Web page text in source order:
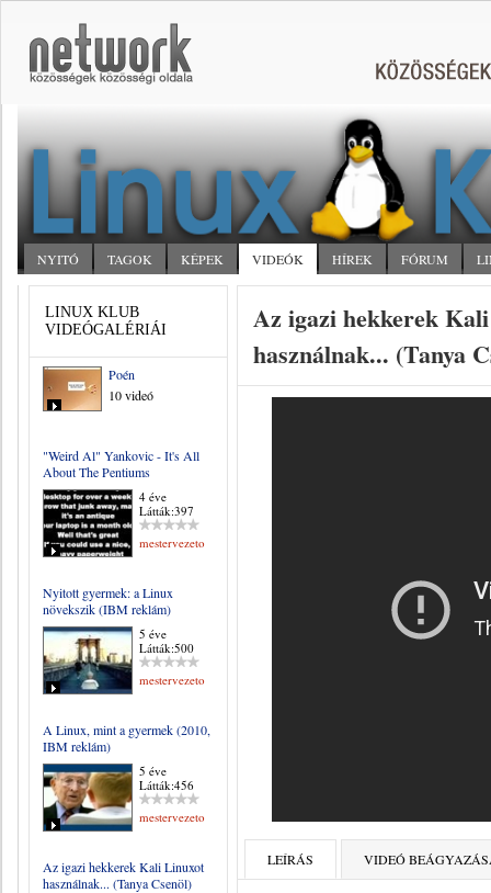
NYITÓ TAGOK KÉPEK VIDEÓK HÍREK FÓRUM
LINUX KLUB
VIDEÓGALÉRIÁI
Poén
10 videó
"Weird Al" Yankovic - It's All
About The Pentiums
4 éve
Látták:397
mestervezeto
Nyitott gyermek: a Linux
növekszik (IBM reklám)
5 éve
Látták:500
mestervezeto
A Linux, mint a gyermek (2010,
IBM reklám)
5 éve
Látták:456
mestervezeto
Az igazi hekkerek Kali Linuxot
használnak... (Tanya Csenöl)
Az igazi hekkerek
használnak... (Tanya
LEÍRÁS VIDEÓ